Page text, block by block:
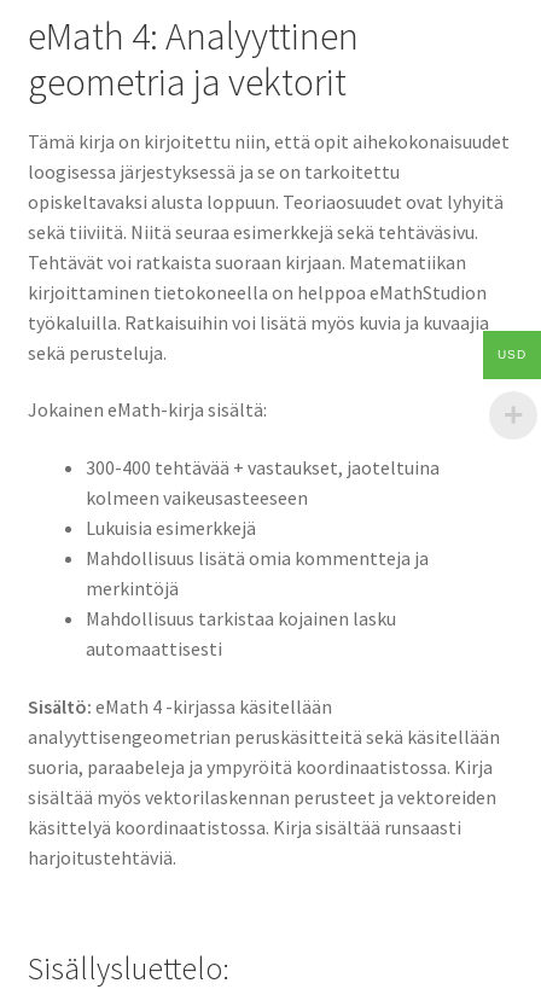
eMath 4: Analyyttinen
geometria ja vektorit
Tämä kirja on kirjoitettu niin, että opit aihekokonaisuudet
loogisessa järjestyksessä ja se on tarkoitettu
opiskeltavaksi alusta loppuun. Teoriaosuudet ovat lyhyitä
sekä tiiviitä. Niitä seuraa esimerkkejä sekä tehtäväsivu.
Tehtävät voi ratkaista suoraan kirjaan. Matematiikan
kirjoittaminen tietokoneella on helppoa eMathStudion
työkaluilla. Ratkaisuihin voi lisätä myös kuvia ja kuvaajia
sekä perusteluja.
Jokainen eMath-kirja sisältä:
300-400 tehtävää + vastaukset, jaoteltuina
kolmeen vaikeusasteeseen
Lukuisia esimerkkejä
Mahdollisuus lisätä omia kommentteja ja
merkintöjä
Mahdollisuus tarkistaa kojainen lasku
automaattisesti
Sisältö: eMath 4 -kirjassa käsitellään
analyyttisengeometrian peruskäsitteitä sekä käsitellään
suoria, paraabeleja ja ympyröitä koordinaatistossa. Kirja
sisältää myös vektorilaskennan perusteet ja vektoreiden
käsittelyä koordinaatistossa. Kirja sisältää runsaasti
harjoitustehtäviä.
Sisällysluettelo:
USD